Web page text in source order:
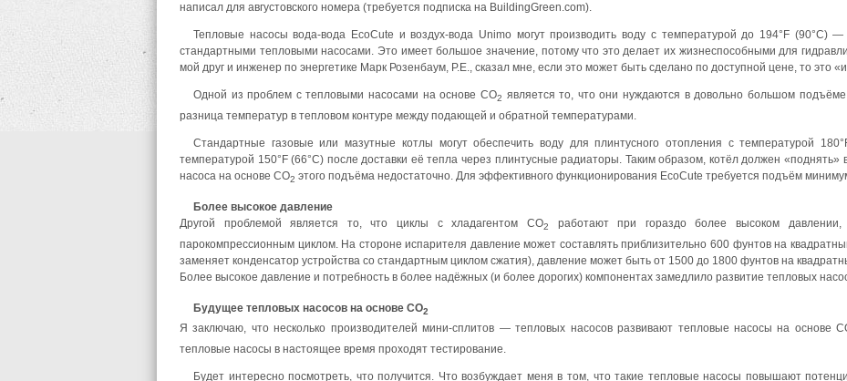
написал для августовского номера (требуется подписка на BuildingGreen.com).
Тепловые насосы вода-вода EcoCute и воздух-вода Unimo могут производить воду с температурой до 194°F (90°C)
стандартными тепловыми насосами. Это имеет большое значение, потому что это делает их жизнеспособными для
мой друг и инженер по энергетике Марк Розенбаум, P.E., сказал мне, если это может быть сделано по доступной цене, то это
Одной из проблем с тепловыми насосами на основе CO2 является то, что они нуждаются в довольно большом
разница температур в тепловом контуре между подающей и обратной температурами.
Стандартные газовые или мазутные котлы могут обеспечить воду для плинтусного отопления с температурой
температурой 150°F (66°С) после доставки её тепла через плинтусные радиаторы. Таким образом, котёл должен «поднять»
насоса на основе CO2 этого подъёма недостаточно. Для эффективного функционирования EcoCute требуется подъём
Более высокое давление
Другой проблемой является то, что циклы с хладагентом CO2
работают при гораздо более высоком
парокомпрессионным циклом. На стороне испарителя давление может составлять приблизительно 600 фунтов на
заменяет конденсатор устройства со стандартным циклом сжатия), давление может быть от 1500 до 1800 фунтов на
Более высокое давление и потребность в более надёжных (и более дорогих) компонентах замедлило развитие тепловых
Будущее тепловых насосов на основе CO2
Я заключаю, что несколько производителей мини-сплитов — тепловых насосов развивают тепловые насосы на основе
тепловые насосы в настоящее время проходят тестирование.
Будет интересно посмотреть, что получится. Что возбуждает меня в том, что такие тепловые насосы повышают